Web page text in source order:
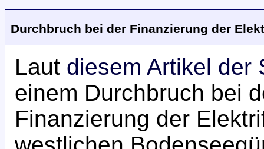
Durchbruch bei der Finanzierung der
Laut diesem Artikel der
einem Durchbruch bei
Finanzierung der